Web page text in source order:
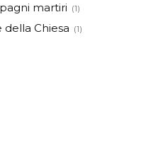
martiri (1)
Chiesa (1)